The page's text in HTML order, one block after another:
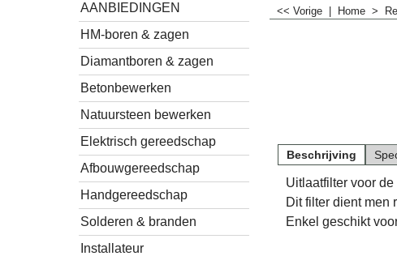
AANBIEDINGEN
HM-boren & zagen
Diamantboren & zagen
Betonbewerken
Natuursteen bewerken
Elektrisch gereedschap
Afbouwgereedschap
Handgereedschap
Solderen & branden
Installateur
<< Vorige Home >
Beschrijving
Uitlaatfilter voor
Dit filter dient men
Enkel geschikt